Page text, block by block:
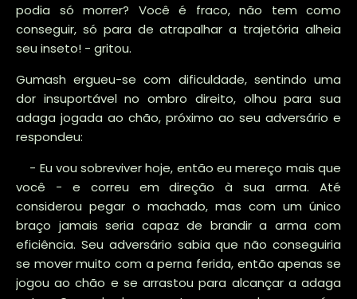
podia só morrer? Você é fraco, não tem como
conseguir, só para de atrapalhar a trajetória alheia
seu inseto! - gritou.
Gumash ergueu-se com dificuldade, sentindo uma
dor insuportável no ombro direito, olhou para sua
adaga jogada ao chão, próximo ao seu adversário e
respondeu:
- Eu vou sobreviver hoje, então eu mereço mais que
você - e correu em direção à sua arma. Até
considerou pegar o machado, mas com um único
braço jamais seria capaz de brandir a arma com
eficiência. Seu adversário sabia que não conseguiria
se mover muito com a perna ferida, então apenas se
jogou ao chão e se arrastou para alcançar a adaga